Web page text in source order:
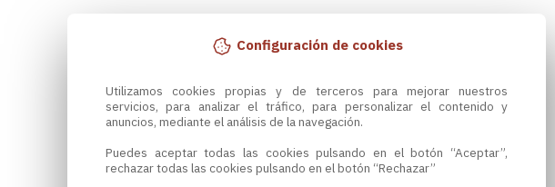
Configuración de cookies
Utilizamos cookies propias y de terceros para mejorar nuestros
servicios, para analizar el tráfico, para personalizar el contenido y
anuncios, mediante el análisis de la navegación.
Puedes aceptar todas las cookies pulsando en el botón “Aceptar”,
rechazar todas las cookies pulsando en el botón “Rechazar”